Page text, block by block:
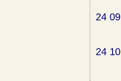
24 09
24 10